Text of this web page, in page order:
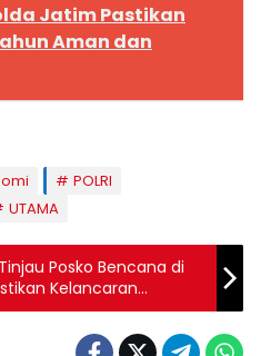
Jatim Pastikan
Aman dan
POLRI
UTAMA
Posko Bencana di
Kelancaran